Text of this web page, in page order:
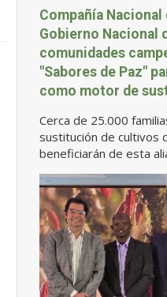
Compañía
Gobierno Nacional
comunidades
"Sabores de Paz"
como motor de
Cerca de 25.000
sustitución de cultivos
beneficiarán de esta